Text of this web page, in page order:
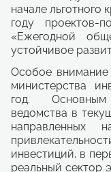
начале льготного
году проектов-
«Ежегодной
устойчивое
Особое
министерства
год. Основным
ведомства в
направленных
инвестиций, в
реальный сектор